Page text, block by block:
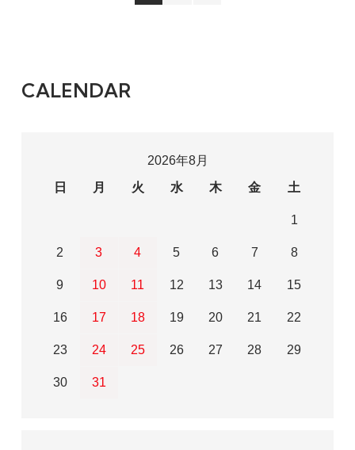
CALENDAR
2026年8月
日
月 火 水 木 金 土
1
2 3 4 5 6 7 8
9 10 11 12 13 14 15
16 17 18 19 20 21 22
23 24 25 26 27 28 29
30 31